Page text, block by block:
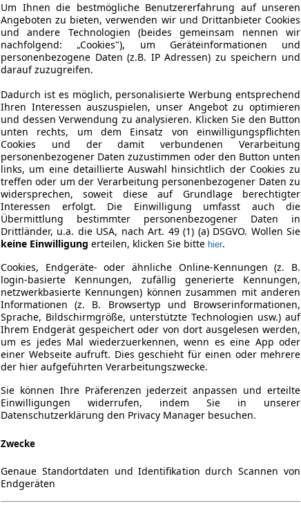
Um Ihnen die bestmögliche Benutzererfahrung auf unseren
Angeboten zu bieten, verwenden wir und Drittanbieter Cookies
und andere Technologien (beides gemeinsam nennen wir
nachfolgend: „Cookies"), um Geräteinformationen und
personenbezogene Daten (z.B. IP Adressen) zu speichern und
darauf zuzugreifen.
Dadurch ist es möglich, personalisierte Werbung entsprechend
Ihren Interessen auszuspielen, unser Angebot zu optimieren
und dessen Verwendung zu analysieren. Klicken Sie den Button
unten rechts, um dem Einsatz von einwilligungspflichten
Cookies und der damit verbundenen Verarbeitung
personenbezogener Daten zuzustimmen oder den Button unten
links, um eine detaillierte Auswahl hinsichtlich der Cookies zu
treffen oder um der Verarbeitung personenbezogener Daten zu
widersprechen, soweit diese auf Grundlage berechtigter
Interessen erfolgt. Die Einwilligung umfasst auch die
Übermittlung bestimmter personenbezogener Daten in
Drittländer, u.a. die USA, nach Art. 49 (1) (a) DSGVO. Wollen Sie
keine Einwilligung erteilen, klicken Sie bitte hier.
Cookies, Endgeräte- oder ähnliche Online-Kennungen (z. B.
login-basierte Kennungen, zufällig generierte Kennungen,
netzwerkbasierte Kennungen) können zusammen mit anderen
Informationen (z. B. Browsertyp und Browserinformationen,
Sprache, Bildschirmgröße, unterstützte Technologien usw.) auf
Ihrem Endgerät gespeichert oder von dort ausgelesen werden,
um es jedes Mal wiederzuerkennen, wenn es eine App oder
einer Webseite aufruft. Dies geschieht für einen oder mehrere
der hier aufgeführten Verarbeitungszwecke.
Sie können Ihre Präferenzen jederzeit anpassen und erteilte
Einwilligungen widerrufen, indem Sie in unserer
Datenschutzerklärung den Privacy Manager besuchen.
Zwecke
Genaue Standortdaten und Identifikation durch Scannen von
Endgeräten